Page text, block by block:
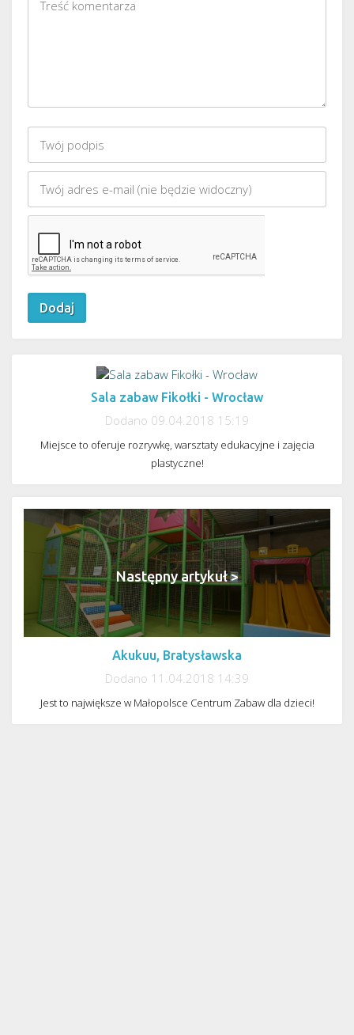
Sala zabaw Fikołki - Wrocław
Dodano 09.04.2018 15:19
Miejsce to oferuje rozrywkę, warsztaty edukacyjne i zajęcia
plastyczne!
Następny artykuł >
Akukuu, Bratysławska
Dodano 11.04.2018 14:39
Jest to największe w Małopolsce Centrum Zabaw dla dzieci!